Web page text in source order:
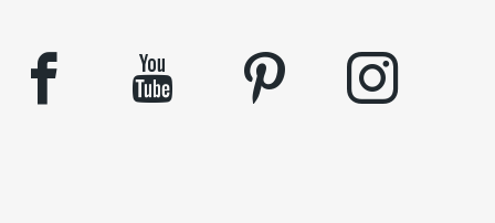
facebook youtube pinterest instagram